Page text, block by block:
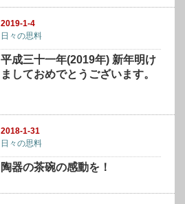
2019-1-4
日々の思料
平成三十一年(2019年) 新年明け
ましておめでとうございます。
2018-1-31
日々の思料
陶器の茶碗の感動を！